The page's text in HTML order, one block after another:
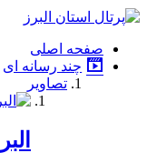
فصد
شرق
تهران
خشکشویی
صفحه اصلی
چند رسانه ای
تصاویر